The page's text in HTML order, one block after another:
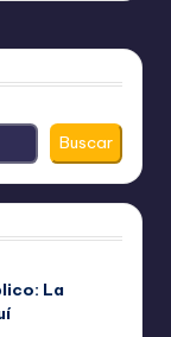
Buscar
La